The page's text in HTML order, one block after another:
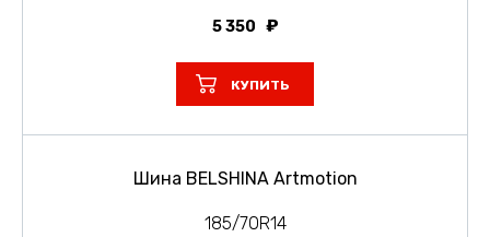
5 350
КУПИТЬ
Шина BELSHINA Artmotion
185/70R14